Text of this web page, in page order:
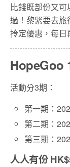
比錢既部份又
過！黎緊要去旅
拎定優惠，每日
HopeGoo
活動分3期：
第一期：
第二期：
第三期：
人人有份